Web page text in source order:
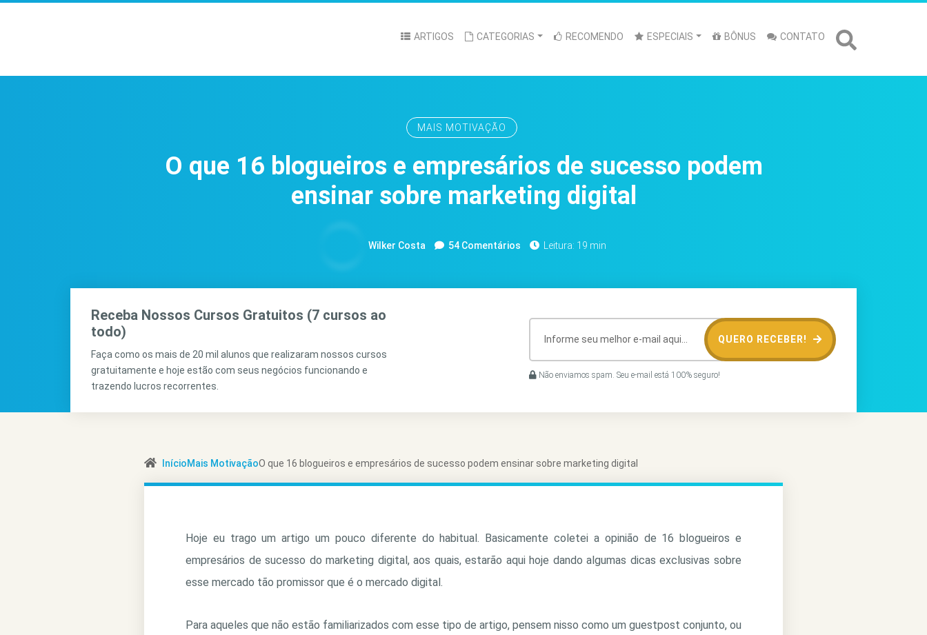
ARTIGOS CATEGORIAS RECOMENDO ESPECIAIS BÔNUS CONTATO
MAIS MOTIVAÇÃO
O que 16 blogueiros e empresários de sucesso podem
ensinar sobre marketing digital
Wilker Costa 54 Comentários Leitura: 19 min
Receba Nossos Cursos Gratuitos (7 cursos ao
todo)
Faça como os mais de 20 mil alunos que realizaram nossos cursos
gratuitamente e hoje estão com seus negócios funcionando e
trazendo lucros recorrentes.
Não enviamos spam. Seu e-mail está 100% seguro!
QUERO RECEBER!
InícioMais MotivaçãoO que 16 blogueiros e empresários de sucesso podem ensinar sobre marketing digital
Hoje eu trago um artigo um pouco diferente do habitual. Basicamente coletei a opinião de 16 blogueiros e
empresários de sucesso do marketing digital, aos quais, estarão aqui hoje dando algumas dicas exclusivas sobre
esse mercado tão promissor que é o mercado digital.
Para aqueles que não estão familiarizados com esse tipo de artigo, pensem nisso como um guestpost conjunto, ou